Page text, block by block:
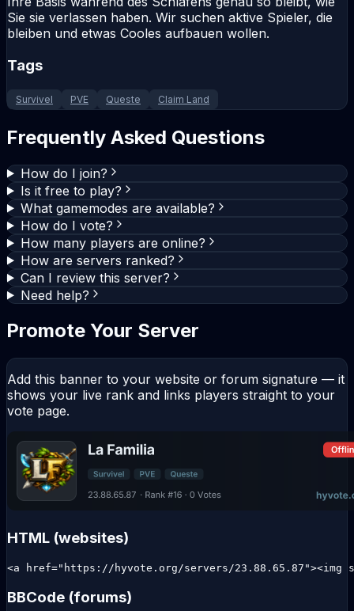
Sie sie verlassen haben. Wir suchen aktive Spieler, die
bleiben und etwas Cooles aufbauen wollen.
Tags
Survivel PVE Queste Claim Land
Frequently Asked Questions
How do I join?
Is it free to play?
What gamemodes are available?
How do I vote?
How many players are online?
How are servers ranked?
Can I review this server?
Need help?
Promote Your Server
Add this banner to your website or forum signature — it
shows your live rank and links players straight to your
vote page.
HTML (websites)
<a href="https://hyvote.org/servers/
BBCode (forums)